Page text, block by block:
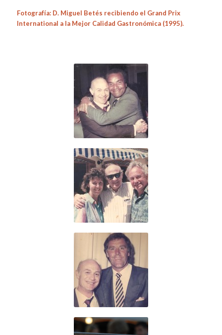
Fotografía: D. Miguel Betés recibiendo el Grand Prix
International a la Mejor Calidad Gastronómica (1995).